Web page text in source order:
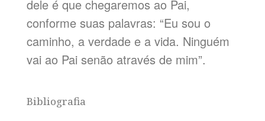
dele é que chegaremos ao Pai,
conforme suas palavras: “Eu sou o
caminho, a verdade e a vida. Ninguém
vai ao Pai senão através de mim”.
Bibliografia